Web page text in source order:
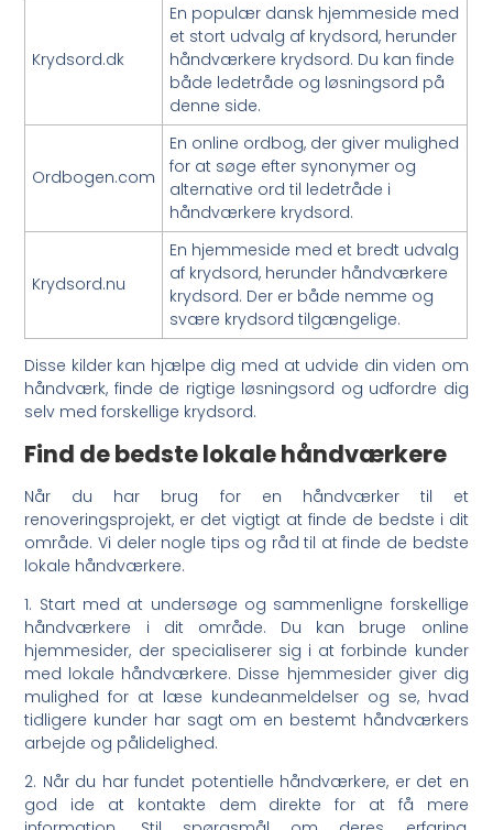
Krydsord.dk
En populær dansk hjemmeside med
et stort udvalg af krydsord, herunder
håndværkere krydsord. Du kan finde
både ledetråde og løsningsord på
denne side.
Ordbogen.com
En online ordbog, der giver mulighed
for at søge efter synonymer og
alternative ord til ledetråde i
håndværkere krydsord.
Krydsord.nu
En hjemmeside med et bredt udvalg
af krydsord, herunder håndværkere
krydsord. Der er både nemme og
svære krydsord tilgængelige.
Disse kilder kan hjælpe dig med at udvide din viden om
håndværk, finde de rigtige løsningsord og udfordre dig
selv med forskellige krydsord.
Find de bedste lokale håndværkere
Når du har brug for en håndværker til et
renoveringsprojekt, er det vigtigt at finde de bedste i dit
område. Vi deler nogle tips og råd til at finde de bedste
lokale håndværkere.
1. Start med at undersøge og sammenligne forskellige
håndværkere i dit område. Du kan bruge online
hjemmesider, der specialiserer sig i at forbinde kunder
med lokale håndværkere. Disse hjemmesider giver dig
mulighed for at læse kundeanmeldelser og se, hvad
tidligere kunder har sagt om en bestemt håndværkers
arbejde og pålidelighed.
2. Når du har fundet potentielle håndværkere, er det en
god ide at kontakte dem direkte for at få mere